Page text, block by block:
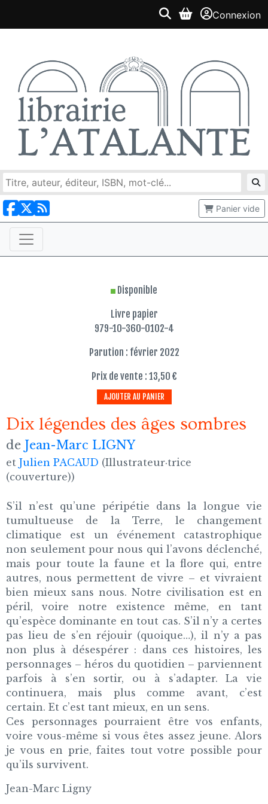
Connexion
Panier vide
Disponible
Livre papier
979-10-360-0102-4
Parution : février 2022
Prix de vente : 13,50 €
AJOUTER AU PANIER
Dix légendes des âges sombres
de Jean-Marc LIGNY
et Julien PACAUD (Illustrateur·trice
(couverture))
S’il n’est qu’une péripétie dans la longue vie
tumultueuse de la Terre, le changement
climatique est un événement catastrophique
non seulement pour nous qui l’avons déclenché,
mais pour toute la faune et la flore qui, entre
autres, nous permettent de vivre – et vivraient
bien mieux sans nous. Notre civilisation est en
péril, voire notre existence même, en tant
qu’espèce dominante en tout cas. S’il n’y a certes
pas lieu de s’en réjouir (quoique…), il n’y a pas
non plus à désespérer : dans ces histoires, les
personnages – héros du quotidien – parviennent
parfois à s’en sortir, ou à s’adapter. La vie
continuera, mais plus comme avant, c’est
certain. Et c’est tant mieux, en un sens.
Ces personnages pourraient être vos enfants,
voire vous-même si vous êtes assez jeune. Alors
je vous en prie, faites tout votre possible pour
qu’ils survivent.
Jean-Marc Ligny